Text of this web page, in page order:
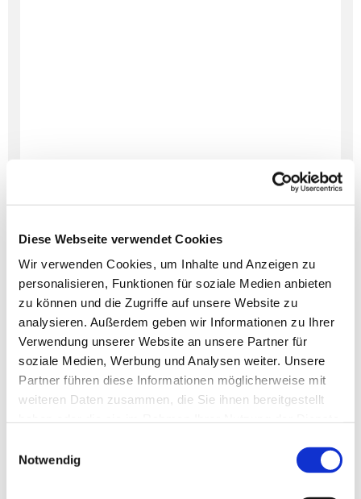
Diese Webseite verwendet Cookies
Wir verwenden Cookies, um Inhalte und Anzeigen zu
personalisieren, Funktionen für soziale Medien anbieten
zu können und die Zugriffe auf unsere Website zu
analysieren. Außerdem geben wir Informationen zu Ihrer
Verwendung unserer Website an unsere Partner für
soziale Medien, Werbung und Analysen weiter. Unsere
Partner führen diese Informationen möglicherweise mit
weiteren Daten zusammen, die Sie ihnen bereitgestellt
Notwendig
Dies könnte Sie auch
interessieren